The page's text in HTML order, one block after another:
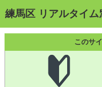
練馬区 リアルタイム
トップページ
ご利用方法
web予約
予約確認・キャンセル
このサ